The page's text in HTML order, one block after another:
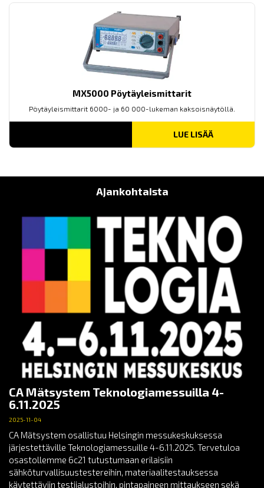
MX5000 Pöytäyleismittarit
Pöytäyleismittarit 6000- ja 60 000-lukeman kaksoisnäytöllä.
LUE LISÄÄ
Ajankohtaista
CA Mätsystem Teknologiamessuilla 4-
6.11.2025
2025-11-04
CA Mätsystem osallistuu Helsingin messukeskuksessa
järjestettäville Teknologiamessuille 4-6.11.2025. Tervetuloa
osastollemme 6c21 tutustumaan erilaisiin
sähköturvallisuustestereihin, materiaalitestauksessa
käytettäviin testijalustoihin, pintapaineen mittaukseen sekä